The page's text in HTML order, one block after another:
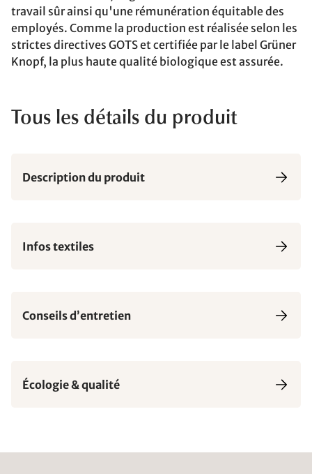
travail sûr ainsi qu'une rémunération équitable des
employés. Comme la production est réalisée selon les
strictes directives GOTS et certifiée par le label Grüner
Knopf, la plus haute qualité biologique est assurée.
Tous les détails du produit
Description du produit
Infos textiles
Conseils d’entretien
Écologie & qualité